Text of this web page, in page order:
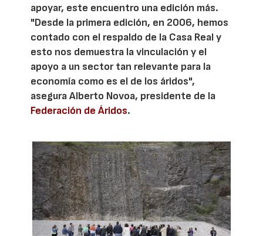
apoyar, este encuentro una edición más.
"Desde la primera edición, en 2006, hemos
contado con el respaldo de la Casa Real y
esto nos demuestra la vinculación y el
apoyo a un sector tan relevante para la
economía como es el de los áridos",
asegura Alberto Novoa, presidente de la
Federación de Áridos.